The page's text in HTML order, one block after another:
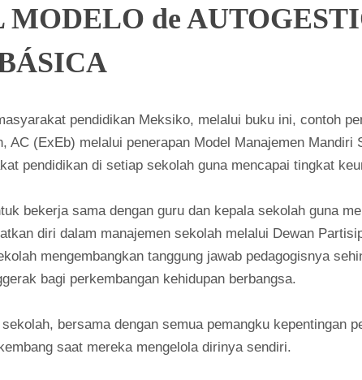
de
pendidikan Meksiko, melalui buku ini, contoh
AC (ExEb) melalui penerapan Model Manajemen Mandiri
pendidikan di setiap sekolah guna mencapai tingkat
bekerja sama dengan guru dan kepala sekolah guna
diri dalam manajemen sekolah melalui Dewan
mengembangkan tanggung jawab pedagogisnya
bagi perkembangan kehidupan berbangsa.
bersama dengan semua pemangku kepentingan
saat mereka mengelola dirinya sendiri.